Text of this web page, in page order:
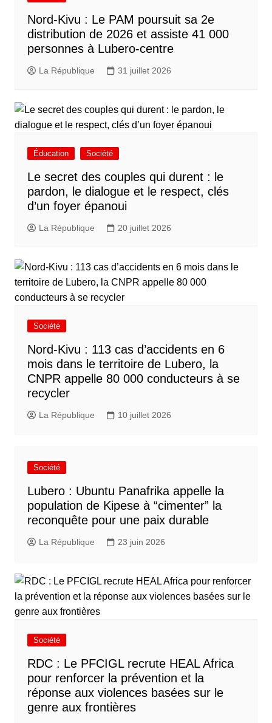
Nord-Kivu : Le PAM poursuit sa 2e
distribution de 2026 et assiste 41 000
personnes à Lubero-centre
La République 31 juillet 2026
Éducation Société
Le secret des couples qui durent : le
pardon, le dialogue et le respect, clés
d’un foyer épanoui
La République 20 juillet 2026
Société
Nord-Kivu : 113 cas d’accidents en 6
mois dans le territoire de Lubero, la
CNPR appelle 80 000 conducteurs à se
recycler
La République 10 juillet 2026
Société
Lubero : Ubuntu Panafrika appelle la
population de Kipese à “cimenter” la
reconquête pour une paix durable
La République 23 juin 2026
Société
RDC : Le PFCIGL recrute HEAL Africa
pour renforcer la prévention et la
réponse aux violences basées sur le
genre aux frontières